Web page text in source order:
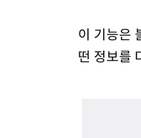
이 기능은
떤 정보를